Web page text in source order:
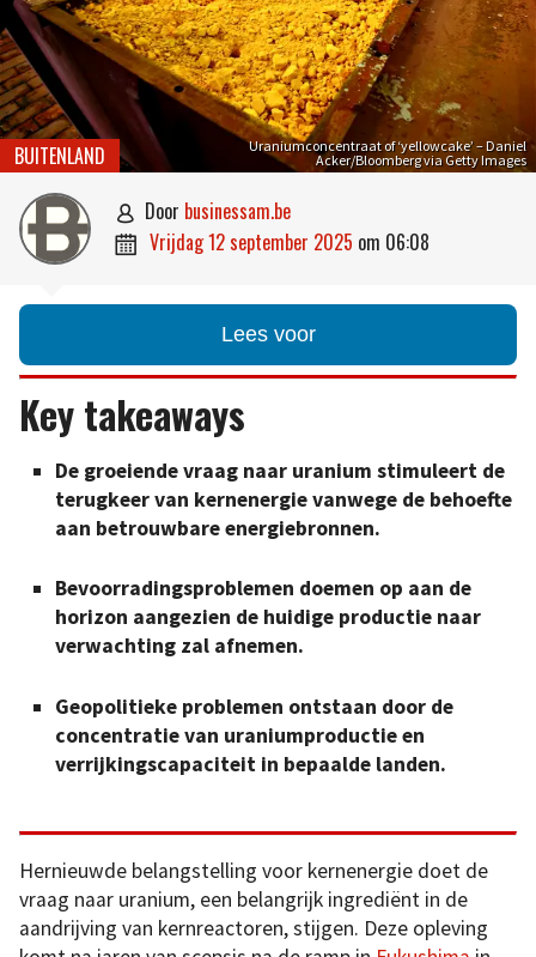
Uraniumconcentraat of ‘yellowcake’ – Daniel
Acker/Bloomberg via Getty Images
BUITENLAND
 door businessam.be
 vrijdag 12 september 2025 om 06:08
Lees voor
Key takeaways
De groeiende vraag naar uranium stimuleert de
terugkeer van kernenergie vanwege de behoefte
aan betrouwbare energiebronnen.
Bevoorradingsproblemen doemen op aan de
horizon aangezien de huidige productie naar
verwachting zal afnemen.
Geopolitieke problemen ontstaan door de
concentratie van uraniumproductie en
verrijkingscapaciteit in bepaalde landen.
Hernieuwde belangstelling voor kernenergie doet de
vraag naar uranium, een belangrijk ingrediënt in de
aandrijving van kernreactoren, stijgen. Deze opleving